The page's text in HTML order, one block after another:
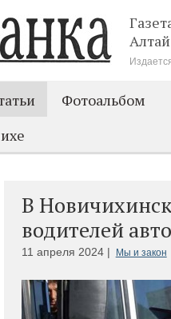
Фотоальбом
В
водителей
11 апреля 2024 | Мы и закон